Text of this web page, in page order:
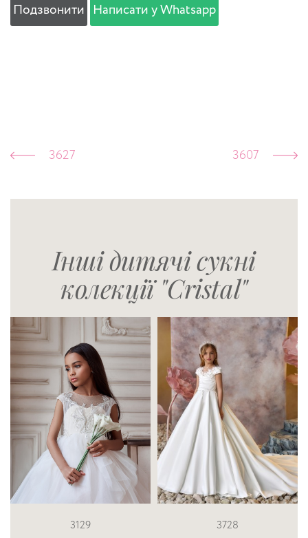
Подзвонити Написати у Whatsapp
3627 3607
Інші дитячі сукні
колекції "Cristal"
3728 Summer